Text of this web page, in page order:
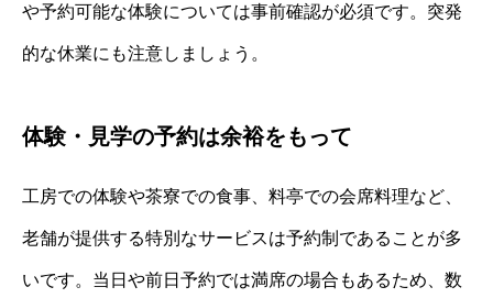
や予約可能な体験については事前確認が必須です。突発
的な休業にも注意しましょう。
体験・見学の予約は余裕をもって
工房での体験や茶寮での食事、料亭での会席料理など、
老舗が提供する特別なサービスは予約制であることが多
いです。当日や前日予約では満席の場合もあるため、数